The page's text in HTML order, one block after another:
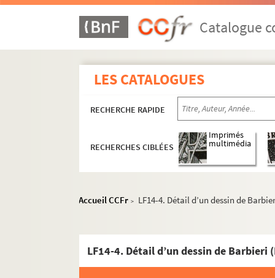
Catalogue
LES CATALOGUES
RECHERCHE RAPIDE
RECHERCHES CIBLÉES
Imprimés
multimédia
Accueil CCFr > LF14-4. Détail d’un dessin de
LF14-4. Détail d’un dessin de Barbieri